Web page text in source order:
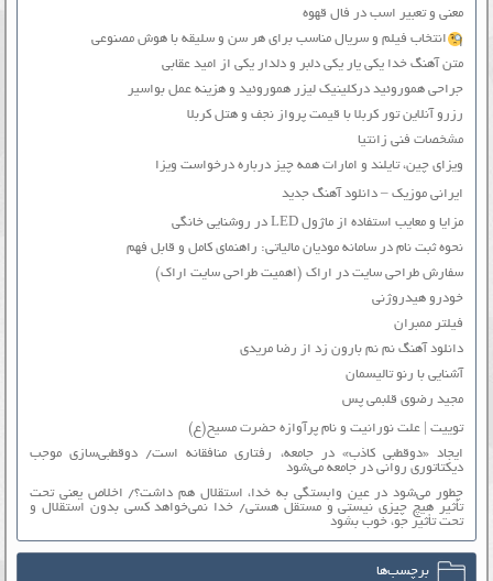
معنی و تعبیر اسب در فال قهوه
انتخاب فیلم و سریال مناسب برای هر سن و سلیقه با هوش مصنوعی
متن آهنگ خدا یکی یار یکی دلبر و دلدار یکی از امید عقابی
جراحی هموروئید درکلینیک لیزر هموروئید و هزینه عمل بواسیر
رزرو آنلاین تور کربلا با قیمت پرواز نجف و هتل کربلا
مشخصات فنی زانتیا
ویزای چین، تایلند و امارات همه چیز درباره درخواست ویزا
ایرانی موزیک – دانلود آهنگ جدید
مزایا و معایب استفاده از ماژول LED در روشنایی خانگی
نحوه ثبت نام در سامانه مودیان مالیاتی: راهنمای کامل و قابل فهم
سفارش طراحی سایت در اراک (اهمیت طراحی سایت اراک)
خودرو هیدروژنی
فیلتر ممبران
دانلود آهنگ نم نم بارون زد از رضا مریدی
آشنایی با رنو تالیسمان
مجید رضوی قلبمی پس
توییت | علت نورانیت و نام پرآوازه حضرت مسیح(ع)
ایجاد «دوقطبی کاذب» در جامعه، رفتاری منافقانه است/ دوقطبی‌سازی موجب
دیکتاتوری روانی در جامعه می‌شود
چطور می‌شود در عین وابستگی به خدا، استقلال هم داشت؟/ اخلاص یعنی تحت
تأثیر هیچ چیزی نیستی و مستقل هستی/ خدا نمی‌خواهد کسی بدون استقلال و
تحت تأثیر جوّ، خوب بشود
برچسب‌ها